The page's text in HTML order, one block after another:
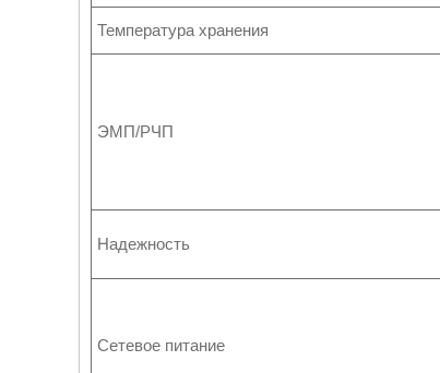
Температура хранения
ЭМП/РЧП
Надежность
Сетевое питание